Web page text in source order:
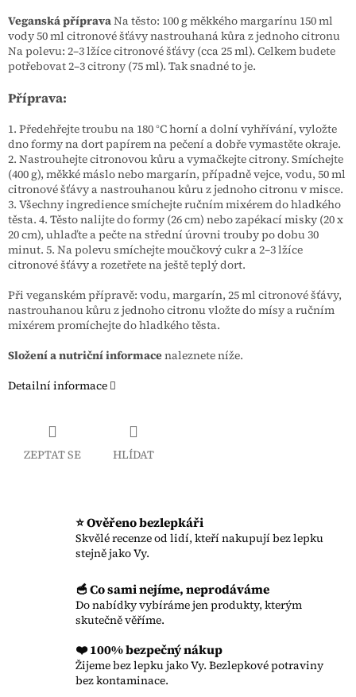
Veganská přípravaNa těsto: 100 g měkkého margarínu 150 ml
vody 50 ml citronové šťávy nastrouhaná kůra z jednoho citronu
Na polevu: 2–3 lžíce citronové šťávy (cca 25 ml). Celkem budete
potřebovat 2–3 citrony (75 ml). Tak snadné to je.
Příprava:
1. Předehřejte troubu na 180 °C horní a dolní vyhřívání, vyložte
dno formy na dort papírem na pečení a dobře vymastěte okraje.
2. Nastrouhejte citronovou kůru a vymačkejte citrony. Smíchejte
(400 g), měkké máslo nebo margarín, případně vejce, vodu, 50 ml
citronové šťávy a nastrouhanou kůru z jednoho citronu v misce.
3. Všechny ingredience smíchejte ručním mixérem do hladkého
těsta. 4. Těsto nalijte do formy (26 cm) nebo zapékací misky (20 x
20 cm), uhlaďte a pečte na střední úrovni trouby po dobu 30
minut. 5. Na polevu smíchejte moučkový cukr a 2–3 lžíce
citronové šťávy a rozetřete na ještě teplý dort.
Při veganském přípravě: vodu, margarín, 25 ml citronové šťávy,
nastrouhanou kůru z jednoho citronu vložte do mísy a ručním
mixérem promíchejte do hladkého těsta.
Složení a nutriční informacenaleznete níže.
Detailní informace
ZEPTAT SE HLÍDAT
⭐ Ověřeno bezlepkáři
Skvělé recenze od lidí, kteří nakupují bez lepku
stejně jako Vy.
🥣 Co sami nejíme, neprodáváme
Do nabídky vybíráme jen produkty, kterým
skutečně věříme.
❤️ 100% bezpečný nákup
Žijeme bez lepku jako Vy. Bezlepkové potraviny
bez kontaminace.